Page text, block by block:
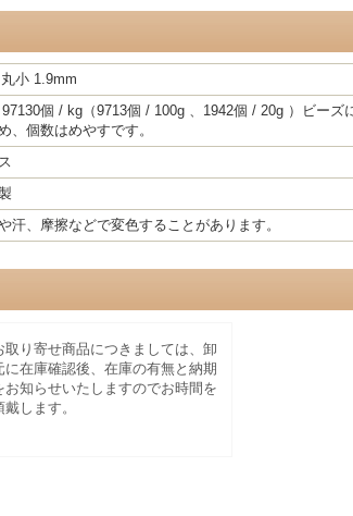
小 1.9mm
個 / kg（9713個 / 100g 、1942個 / 20g ）ビーズ
、個数はめやすです。
汗、摩擦などで変色することがあります。
取り寄せ商品につきましては、卸
に在庫確認後、在庫の有無と納期
お知らせいたしますのでお時間を
戴します。